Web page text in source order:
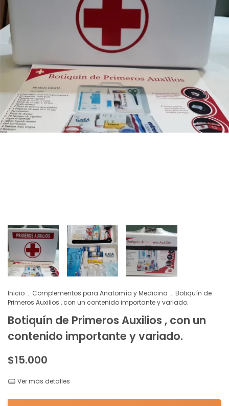
Inicio . Complementos para Anatomía y Medicina . Botiquín de
Primeros Auxilios , con un contenido importante y variado.
Botiquín de Primeros Auxilios , con un
contenido importante y variado.
$15.000
Ver más detalles